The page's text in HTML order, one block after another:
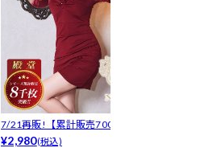
7/21再販!【累計販売7000枚以
上...
¥2,980(税込)